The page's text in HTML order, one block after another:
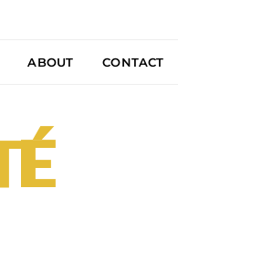
ABOUT CONTACT